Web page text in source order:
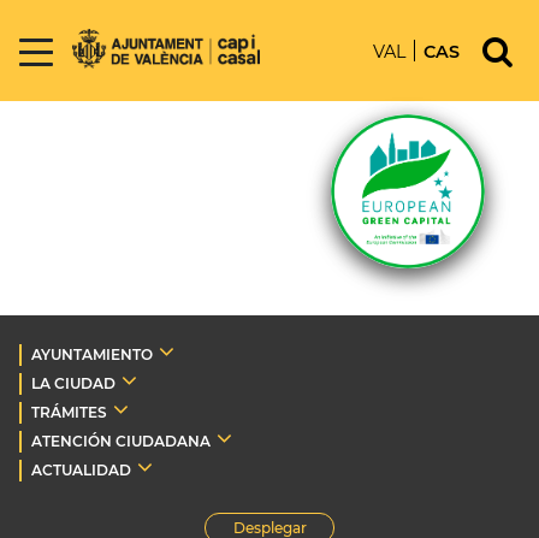
VAL CAS
AYUNTAMIENTO
LA CIUDAD
TRÁMITES
ATENCIÓN CIUDADANA
ACTUALIDAD
Desplegar